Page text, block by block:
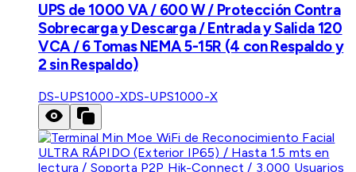
UPS de 1000 VA / 600 W / Protección Contra
Sobrecarga y Descarga / Entrada y Salida 120
VCA / 6 Tomas NEMA 5-15R (4 con Respaldo y
2 sin Respaldo)
DS-UPS1000-XDS-UPS1000-X